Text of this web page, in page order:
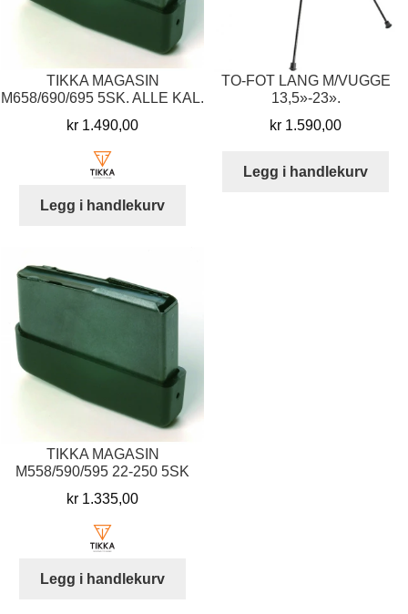
TIKKA MAGASIN
M658/690/695 5SK. ALLE KAL.
kr 1.490,00
Legg i handlekurv
TO-FOT LANG M/VUGGE
13,5»-23».
kr 1.590,00
Legg i handlekurv
TIKKA MAGASIN
M558/590/595 22-250 5SK
kr 1.335,00
Legg i handlekurv